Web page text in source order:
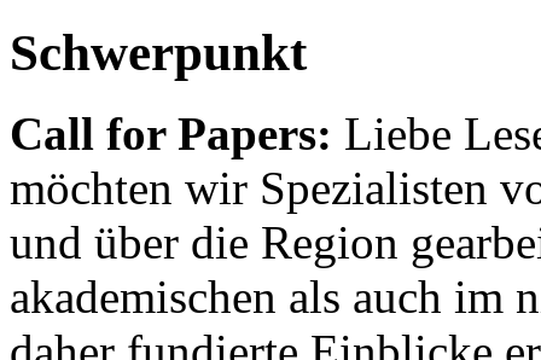
Schwerpunkt
Call for Papers: Liebe
möchten wir Spezialisten
und über die Region
akademischen als auch im